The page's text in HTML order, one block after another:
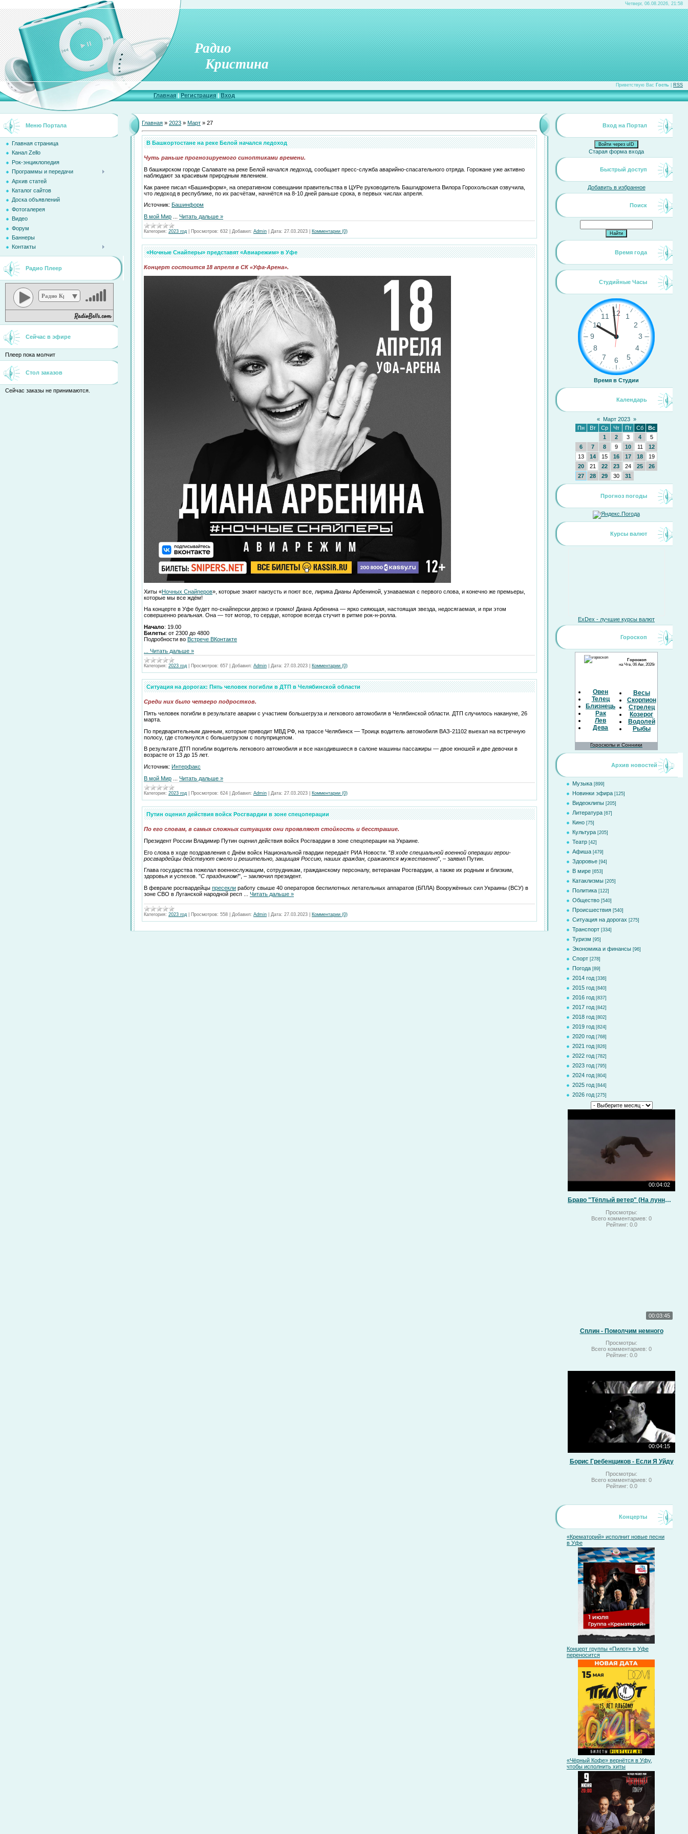
Четверг, 06.08.2026, 21:58
Радио
Кристина
Приветствую Вас Гость RSS
Главная|Регистрация|Вход
Меню Портала
Главная страница
Канал Zello
Рок-энциклопедия
Программы и передачи
Архив статей
Каталог сайтов
Доска объявлений
Фотогалерея
Видео
Форум
Баннеры
Контакты
Радио Плеер
Радио Кристина
Сейчас в эфире
Плеер пока молчит
Стол заказов
Сейчас заказы не принимаются.
Главная » 2023 » Март » 27
В Башкортостане на реке Белой начался ледоход
Чуть раньше прогнозируемого синоптиками времени.
В башкирском городе Салавате на реке Белой начался ледоход, сообщает пресс-служба аварийно-спасательного отряда. Горожане уже активно
наблюдают за красивым природным явлением.
Как ранее писал «Башинформ», на оперативном совещании правительства в ЦУРе руководитель Башгидромета Вилора Горохольская озвучила,
что ледоход в республике, по их расчётам, начнётся на 8-10 дней раньше срока, в первых числах апреля.
Источник: Башинформ
В мой Мир
Читать дальше »
Категория: 2023 год Просмотров: 632 Добавил: Admin Дата: 27.03.2023 Комментарии (0)
«Ночные Снайперы» представят «Авиарежим» в Уфе
Концерт состоится 18 апреля в СК «Уфа-Арена».
Хиты «Ночных Снайперов», которые знают наизусть и поют все, лирика Дианы Арбениной, узнаваемая с первого слова, и конечно же премьеры,
которые мы все ждём!
На концерте в Уфе будет по-снайперски дерзко и громко! Диана Арбенина — ярко сияющая, настоящая звезда, недосягаемая, и при этом
совершенно реальная. Она — тот мотор, то сердце, которое всегда стучит в ритме рок-н-ролла.
Начало: 19.00
Билеты: от 2300 до 4800
Подробности во Встрече ВКонтакте
Читать дальше »
Категория: 2023 год Просмотров: 657 Добавил: Admin Дата: 27.03.2023 Комментарии (0)
Ситуация на дорогах: Пять человек погибли в ДТП в Челябинской области
Среди них было четверо подростков.
Пять человек погибли в результате аварии с участием большегруза и легкового автомобиля в Челябинской области. ДТП случилось накануне, 26
марта.
По предварительным данным, которые приводит МВД РФ, на трассе Челябинск — Троицк водитель автомобиля ВАЗ-21102 выехал на встречную
полосу, где столкнулся с большегрузом с полуприцепом.
В результате ДТП погибли водитель легкового автомобиля и все находившиеся в салоне машины пассажиры — двое юношей и две девочки в
возрасте от 13 до 15 лет.
Источник: Интерфакс
В мой Мир
Читать дальше »
Категория: 2023 год Просмотров: 624 Добавил: Admin Дата: 27.03.2023 Комментарии (0)
Путин оценил действия войск Росгвардии в зоне спецоперации
По его словам, в самых сложных ситуациях они проявляют стойкость и бесстрашие.
Президент России Владимир Путин оценил действия войск Росгвардии в зоне спецоперации на Украине.
Его слова в ходе поздравления с Днём войск Национальной гвардии передаёт РИА Новости. "В ходе специальной военной операции герои-
росгвардейцы действуют смело и решительно, защищая Россию, наших граждан, сражаются мужественно", – заявил Путин.
Глава государства пожелал военнослужащим, сотрудникам, гражданскому персоналу, ветеранам Росгвардии, а также их родным и близким,
здоровья и успехов. "С праздником!", – заключил президент.
В феврале росгвардейцы пресекли работу свыше 40 операторов беспилотных летательных аппаратов (БПЛА) Вооружённых сил Украины (ВСУ) в
зоне СВО в Луганской народной респ
Читать дальше »
Категория: 2023 год Просмотров: 558 Добавил: Admin Дата: 27.03.2023 Комментарии (0)
Вход на Портал
Войти через uID
Старая форма входа
Быстрый доступ
Добавить в избранное
Поиск
Время года
Студийные Часы
Время в Студии
Календарь
« Март 2023 »
Пн
Вт Ср Чт Пт Сб
Вс
1
2 3 4
5
6
7 8 9 10 11
12
13
14 15 16 17 18
19
20
21 22 23 24 25
26
27
28 29 30 31
Прогноз погоды
Курсы валют
ExDex - лучшие курсы валют
Гороскоп
Гороскоп
на Чтв, 06 Авг, 2026г
Овен
Телец
Близнецы
Рак
Лев
Дева
Весы
Скорпион
Стрелец
Козерог
Водолей
Рыбы
Гороскопы и Сонники
Архив новостей
Музыка [899]
Новинки эфира [125]
Видеоклипы [205]
Литература [67]
Кино [75]
Культура [205]
Театр [42]
Афиша [479]
Здоровье [94]
В мире [653]
Катаклизмы [205]
Политика [122]
Общество [540]
Происшествия [540]
Ситуация на дорогах [275]
Транспорт [334]
Туризм [95]
Экономика и финансы [96]
Спорт [278]
Погода [89]
2014 год [336]
2015 год [840]
2016 год [837]
2017 год [842]
2018 год [802]
2019 год [824]
2020 год [768]
2021 год [826]
2022 год [782]
2023 год [795]
2024 год [804]
2025 год [844]
2026 год [275]
00:04:02
Браво "Тёплый ветер" (На лунный свет)
Просмотры:
Всего комментариев: 0
Рейтинг: 0.0
00:03:45
Сплин - Помолчим немного
Просмотры:
Всего комментариев: 0
Рейтинг: 0.0
00:04:15
Борис Гребенщиков - Если Я Уйду
Просмотры:
Всего комментариев: 0
Рейтинг: 0.0
Концерты
«Крематорий» исполнит новые песни
в Уфе
Концерт группы «Пилот» в Уфе
переносится
«Чёрный Кофе» вернётся в Уфу,
чтобы исполнить хиты